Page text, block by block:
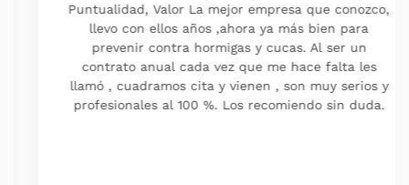
Puntualidad, Valor La mejor empresa que conozco,
llevo con ellos años ,ahora ya más bien para
prevenir contra hormigas y cucas. Al ser un
contrato anual cada vez que me hace falta les
llamó , cuadramos cita y vienen , son muy serios y
profesionales al 100 %. Los recomiendo sin duda.